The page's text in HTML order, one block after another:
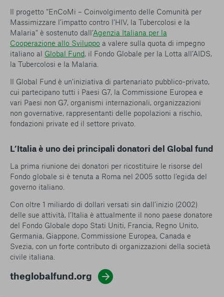
Il progetto “EnCoMi – Coinvolgimento delle Comunità per
Massimizzare l’impatto contro l’HIV, la Tubercolosi e la
Malaria“ è sostenuto dall’Agenzia Italiana per la
Cooperazione allo Sviluppo a valere sulla quota di impegno
italiano al Global Fund, il Fondo Globale per la Lotta all’AIDS,
la Tubercolosi e la Malaria.
Il Global Fund è un’iniziativa di partenariato pubblico-privato,
cui partecipano tutti i Paesi G7, la Commissione Europea e
vari Paesi non G7, organismi internazionali, organizzazioni
non governative, rappresentanti delle popolazioni a rischio,
fondazioni private ed il settore privato.
L’Italia è uno dei principali donatori del Global fund
La prima riunione dei donatori per ricostituire le risorse del
Fondo globale si è tenuta a Roma nel 2005 sotto l’egida del
governo italiano.
Con oltre 1 miliardo di dollari versati sin dall’inizio (2002)
delle sue attività, l’Italia è attualmente il nono paese donatore
del Fondo Globale dopo Stati Uniti, Francia, Regno Unito,
Germania, Giappone, Commissione Europea, Canada e
Svezia, con un forte contributo di organizzazioni della società
civile italiana.
theglobalfund.org